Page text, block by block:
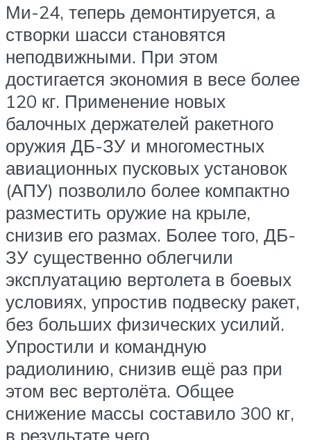
Ми-24, теперь демонтируется, а
створки шасси становятся
неподвижными. При этом
достигается экономия в весе более
120 кг. Применение новых
балочных держателей ракетного
оружия ДБ-ЗУ и многоместных
авиационных пусковых установок
(АПУ) позволило более компактно
разместить оружие на крыле,
снизив его размах. Более того, ДБ-
ЗУ существенно облегчили
эксплуатацию вертолета в боевых
условиях, упростив подвеску ракет,
без больших физических усилий.
Упростили и командную
радиолинию, снизив ещё раз при
этом вес вертолёта. Общее
снижение массы составило 300 кг,
в результате чего